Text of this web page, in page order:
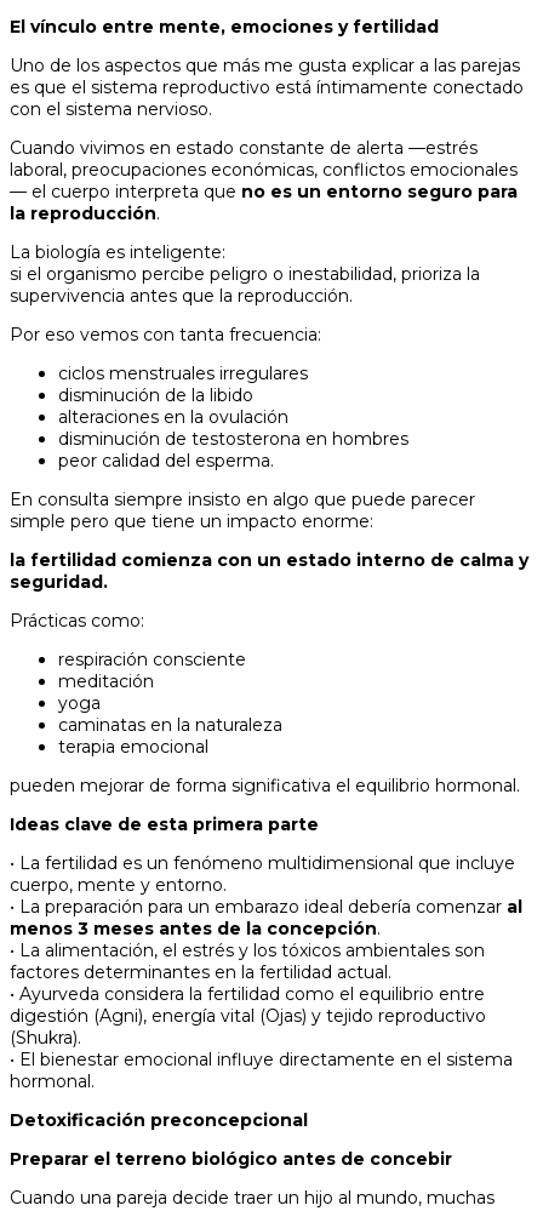
El vínculo entre mente, emociones y fertilidad
Uno de los aspectos que más me gusta explicar a las parejas
es que el sistema reproductivo está íntimamente conectado
con el sistema nervioso.
Cuando vivimos en estado constante de alerta —estrés
laboral, preocupaciones económicas, conflictos emocionales
— el cuerpo interpreta que no es un entorno seguro para
la reproducción.
La biología es inteligente:
si el organismo percibe peligro o inestabilidad, prioriza la
supervivencia antes que la reproducción.
Por eso vemos con tanta frecuencia:
ciclos menstruales irregulares
disminución de la libido
alteraciones en la ovulación
disminución de testosterona en hombres
peor calidad del esperma.
En consulta siempre insisto en algo que puede parecer
simple pero que tiene un impacto enorme:
la fertilidad comienza con un estado interno de calma y
seguridad.
Prácticas como:
respiración consciente
meditación
yoga
caminatas en la naturaleza
terapia emocional
pueden mejorar de forma significativa el equilibrio hormonal.
Ideas clave de esta primera parte
• La fertilidad es un fenómeno multidimensional que incluye
cuerpo, mente y entorno.
• La preparación para un embarazo ideal debería comenzar al
menos 3 meses antes de la concepción.
• La alimentación, el estrés y los tóxicos ambientales son
factores determinantes en la fertilidad actual.
• Ayurveda considera la fertilidad como el equilibrio entre
digestión (Agni), energía vital (Ojas) y tejido reproductivo
(Shukra).
• El bienestar emocional influye directamente en el sistema
hormonal.
Detoxificación preconcepcional
Preparar el terreno biológico antes de concebir
Cuando una pareja decide traer un hijo al mundo, muchas